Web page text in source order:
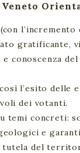
(con
gratificante,
conoscenza
l’esito delle
dei votanti.
temi concreti:
e
del